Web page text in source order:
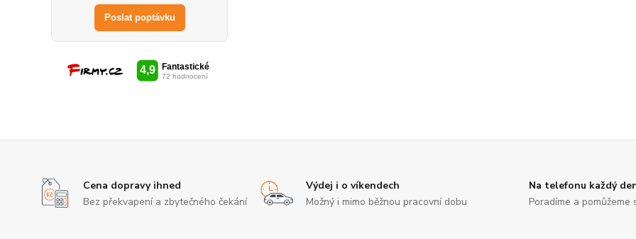
Poslat poptávku
Cena dopravy ihned
Bez překvapení a zbytečného čekání
Výdej i o víkendech
Možný i mimo běžnou pracovní dobu
Na telefonu každý
Poradíme a pomůžeme